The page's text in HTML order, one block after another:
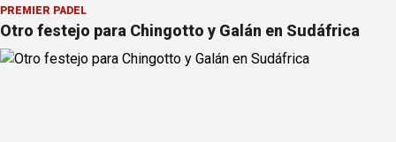
PREMIER PÁDEL
Otro festejo para Chingotto y Galán en Sudáfrica